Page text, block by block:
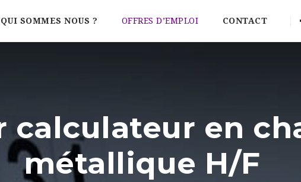
QUI SOMMES NOUS ? OFFRES D’EMPLOI CONTACT
calculateur en
métallique H/F